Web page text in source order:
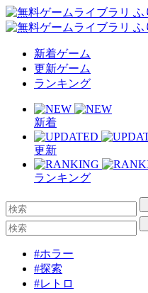
新着ゲーム
更新ゲーム
ランキング
新着
更新
ランキング
#ホラー
#探索
#レトロ